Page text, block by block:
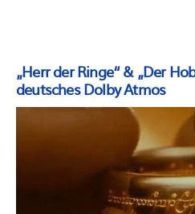
„Herr der Ringe“ & „Der
deutsches Dolby Atmos